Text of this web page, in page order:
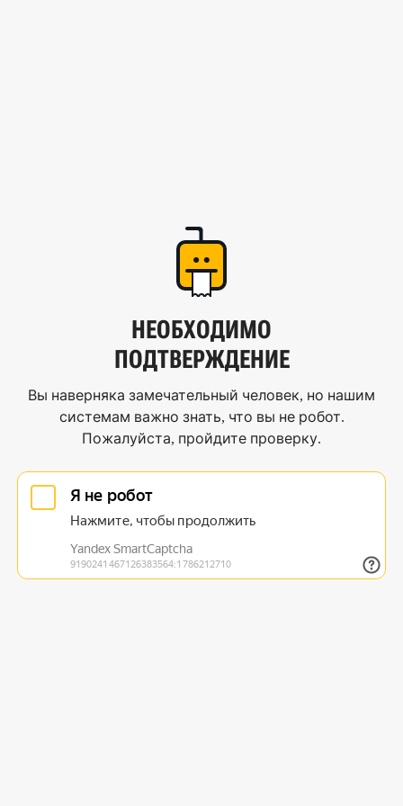
НЕОБХОДИМО
ПОДТВЕРЖДЕНИЕ
Вы наверняка замечательный человек, но нашим
системам важно знать, что вы не робот.
Пожалуйста, пройдите проверку.